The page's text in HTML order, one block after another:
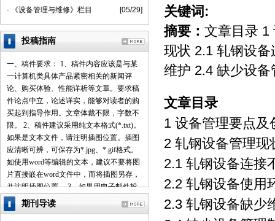
· 《设备管理与维修》栏目
[05/29]
投稿指南
一、稿件要求： 1、稿件内容应该是与某
一计算机类具体产品紧密相关的新闻评
论、购买体验、性能详析等文章。要求稿
件论点中立，论述详实，能够对读者的购
买起到指导作用。文章体裁不限，字数不
限。 2、稿件建议采用纯文本格式(*.txt)。
如果是文本文件，请注明插图位置。插图
应清晰可辨，可保存为*.jpg、*.gif格式。
如使用word等编辑的文本，建议不要将图
片直接嵌在word文件中，而将插图另存，
并注明插图位置。 3、如果用电子邮件投
稿，最好压缩后发送。 4、请使用中文的
标点符号。例如句号为。而不是.。 5、来
期刊导读
关键词:
摘要： 文章目录 1
现状 2.1 轧钢设
维护 2.4 缺少设
文章目录
1 设备管理要点
2 轧钢设备管理现
2.1 轧钢设备连接
2.2 轧钢设备使用
2.3 轧钢设备缺少